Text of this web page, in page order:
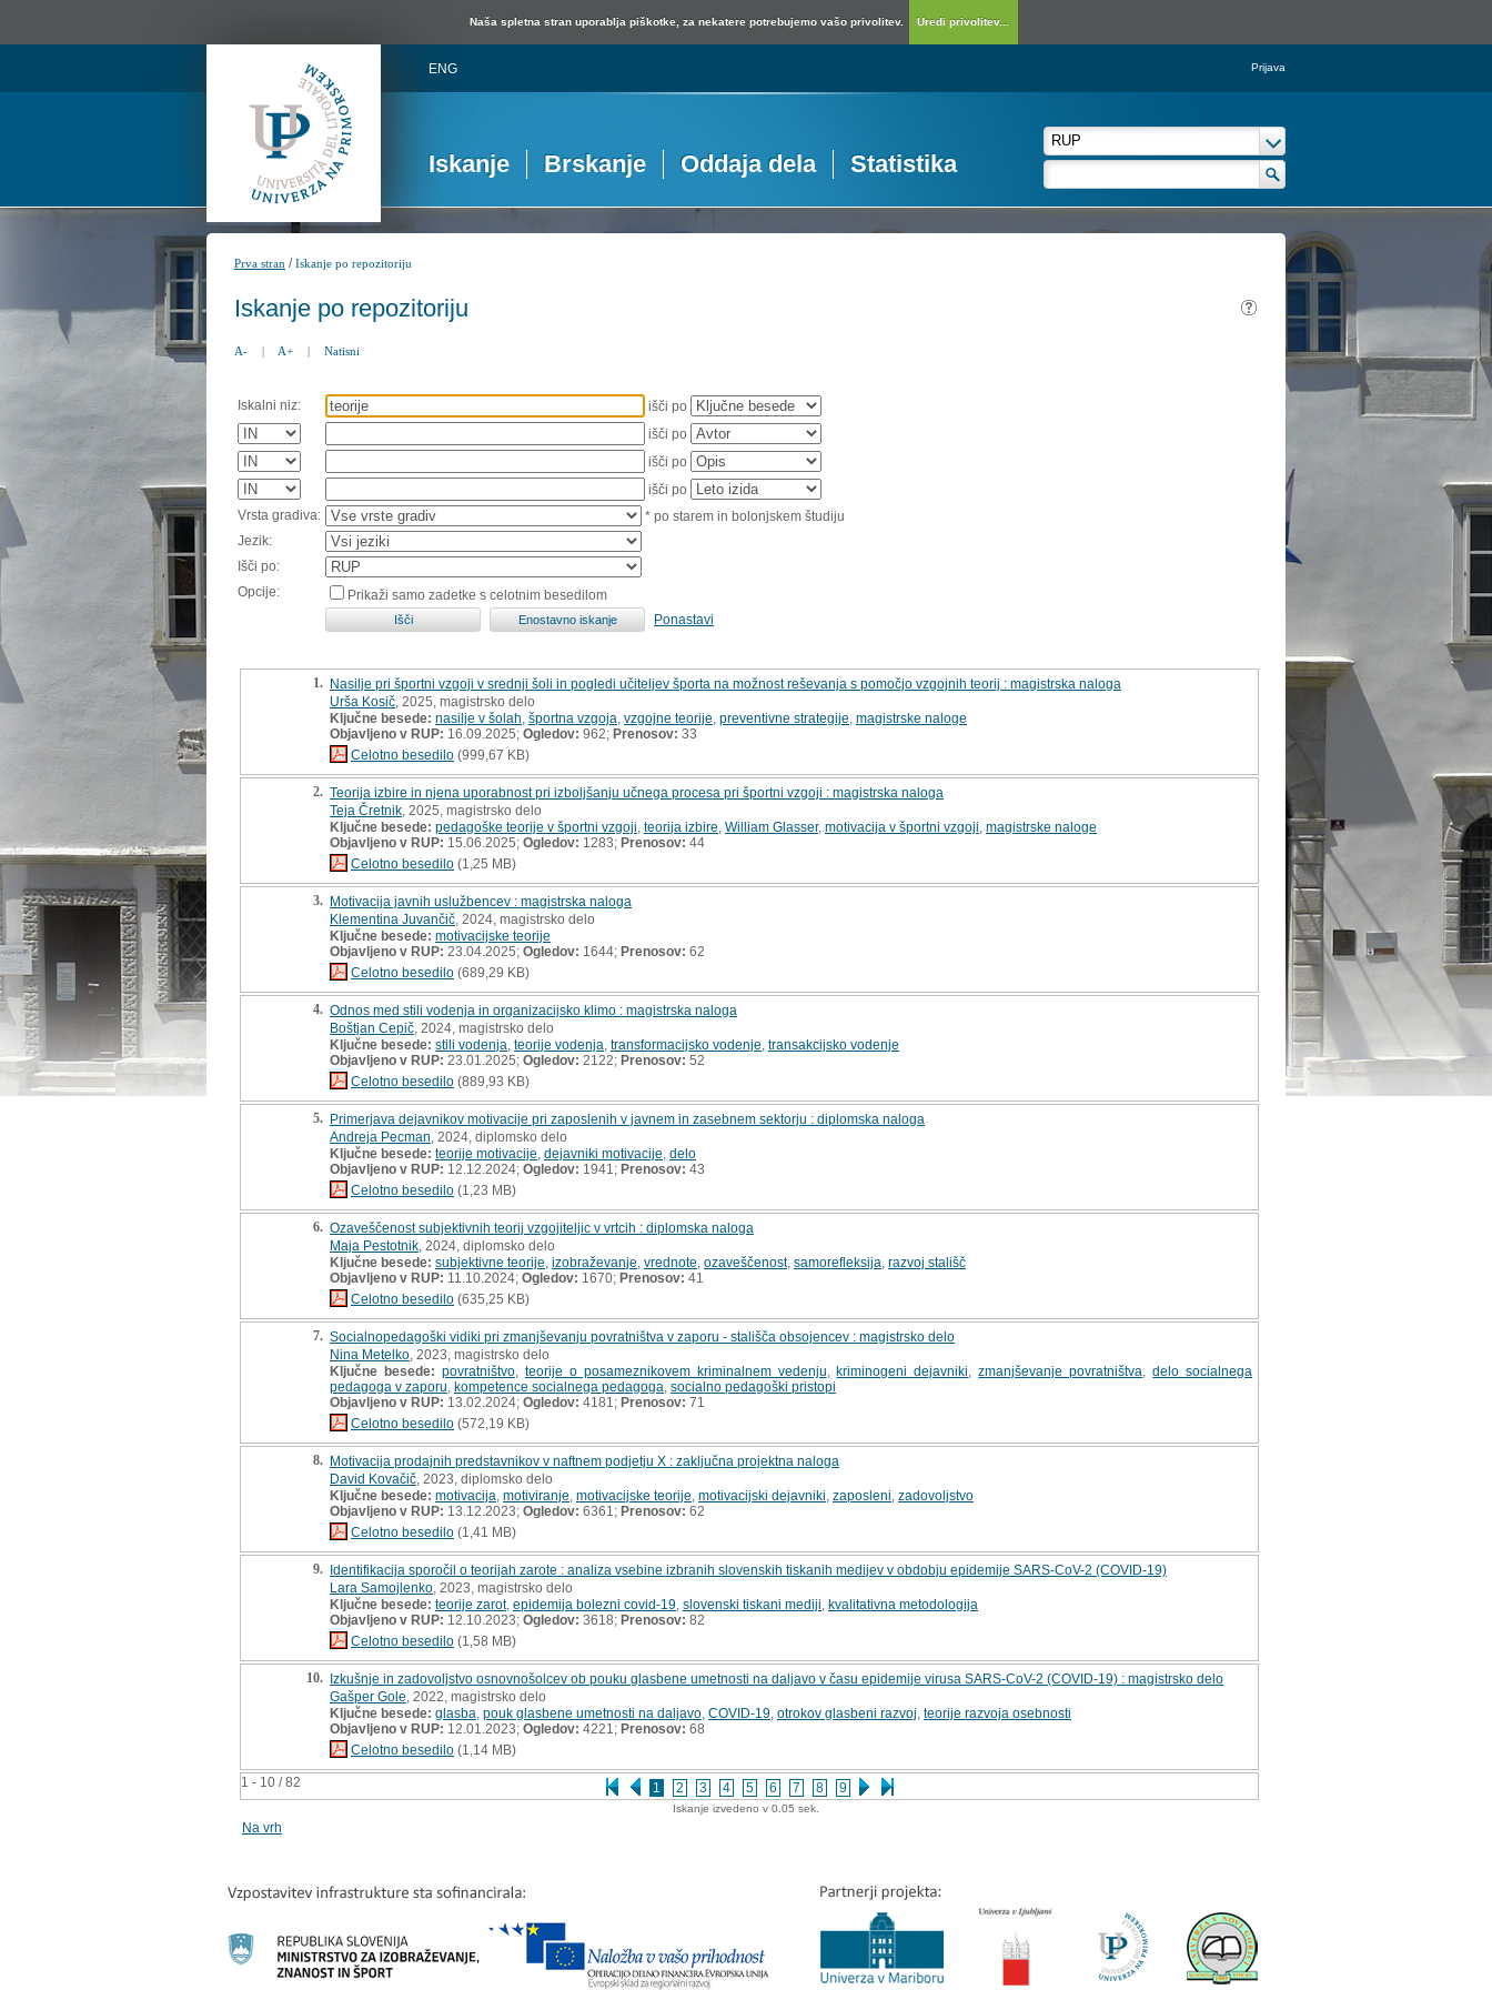
Naša spletna stran uporablja piškotke, za nekatere potrebujemo vašo privolitev. Uredi privolitev...
ENG Prijava
Iskanje Brskanje Oddaja dela Statistika
Prva stran /Iskanje po repozitoriju
Iskanje po repozitoriju
A- | A+ | Natisni
Iskalni niz:
išči po
išči po
išči po
išči po
Vrsta gradiva:
* po starem in bolonjskem študiju
Jezik:
Išči po:
Opcije:
Prikaži samo zadetke s celotnim besedilom
Ponastavi
1 - 10 / 82 1 2 3 4 5 6 7 8 9
1. Nasilje pri športni vzgoji v srednji šoli in pogledi učiteljev športa na možnost reševanja s pomočjo vzgojnih teorij : magistrska naloga
Urša Kosič , 2025, magistrsko delo
Ključne besede: nasilje v šolah športna vzgoja vzgojne teorije preventivne strategije magistrske naloge
Objavljeno v RUP: 16.09.2025; Ogledov: 962; Prenosov: 33
Celotno besedilo (999,67 KB)
2. Teorija izbire in njena uporabnost pri izboljšanju učnega procesa pri športni vzgoji : magistrska naloga
Teja Čretnik , 2025, magistrsko delo
Ključne besede: pedagoške teorije v športni vzgoji teorija izbire William Glasser, motivacija v športni vzgoji magistrske naloge
Objavljeno v RUP: 15.06.2025; Ogledov: 1283; Prenosov: 44
Celotno besedilo (1,25 MB)
3. Motivacija javnih uslužbencev : magistrska naloga
Klementina Juvančič , 2024, magistrsko delo
Ključne besede: motivacijske teorije
Objavljeno v RUP: 23.04.2025; Ogledov: 1644; Prenosov: 62
Celotno besedilo (689,29 KB)
4. Odnos med stili vodenja in organizacijsko klimo : magistrska naloga
Boštjan Cepič , 2024, magistrsko delo
Ključne besede: stili vodenja teorije vodenja transformacijsko vodenje transakcijsko vodenje
Objavljeno v RUP: 23.01.2025; Ogledov: 2122; Prenosov: 52
Celotno besedilo (889,93 KB)
5. Primerjava dejavnikov motivacije pri zaposlenih v javnem in zasebnem sektorju : diplomska naloga
Andreja Pecman , 2024, diplomsko delo
Ključne besede: teorije motivacije dejavniki motivacije delo
Objavljeno v RUP: 12.12.2024; Ogledov: 1941; Prenosov: 43
Celotno besedilo (1,23 MB)
6. Ozaveščenost subjektivnih teorij vzgojiteljic v vrtcih : diplomska naloga
Maja Pestotnik , 2024, diplomsko delo
Ključne besede: subjektivne teorije izobraževanje vrednote ozaveščenost, samorefleksija razvoj stališč
Objavljeno v RUP: 11.10.2024; Ogledov: 1670; Prenosov: 41
Celotno besedilo (635,25 KB)
7. Socialnopedagoški vidiki pri zmanjševanju povratništva v zaporu - stališča obsojencev : magistrsko delo
Nina Metelko , 2023, magistrsko delo
Ključne besede: povratništvo, teorije o posameznikovem kriminalnem vedenju ,kriminogeni dejavniki ,zmanjševanje povratništva ,delo socialnega
pedagoga v zaporu kompetence socialnega pedagoga socialno pedagoški pristopi
Objavljeno v RUP: 13.02.2024; Ogledov: 4181; Prenosov: 71
Celotno besedilo (572,19 KB)
8. Motivacija prodajnih predstavnikov v naftnem podjetju X : zaključna projektna naloga
David Kovačič , 2023, diplomsko delo
Ključne besede: motivacija motiviranje motivacijske teorije motivacijski dejavniki zaposleni zadovoljstvo
Objavljeno v RUP: 13.12.2023; Ogledov: 6361; Prenosov: 62
Celotno besedilo (1,41 MB)
9. Identifikacija sporočil o teorijah zarote : analiza vsebine izbranih slovenskih tiskanih medijev v obdobju epidemije SARS-CoV-2 (COVID-19)
Lara Samojlenko , 2023, magistrsko delo
Ključne besede: teorije zarot, epidemija bolezni covid-19 slovenski tiskani mediji kvalitativna metodologija
Objavljeno v RUP: 12.10.2023; Ogledov: 3618; Prenosov: 82
Celotno besedilo (1,58 MB)
10. Izkušnje in zadovoljstvo osnovnošolcev ob pouku glasbene umetnosti na daljavo v času epidemije virusa SARS-CoV-2 (COVID-19) : magistrsko delo
Gašper Gole , 2022, magistrsko delo
Ključne besede: glasba pouk glasbene umetnosti na daljavo COVID-19 otrokov glasbeni razvoj teorije razvoja osebnosti
Objavljeno v RUP: 12.01.2023; Ogledov: 4221; Prenosov: 68
Celotno besedilo (1,14 MB)
Iskanje izvedeno v 0.05 sek.
Na vrh